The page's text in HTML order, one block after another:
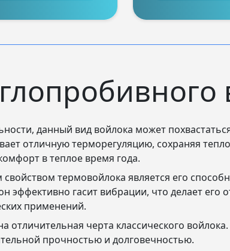
данный вид войлока может
отличную терморегуляцию, сохраняя
в теплое время года.
термовойлока является его
эффективно гасит вибрации, что делает
применений.
отличительная черта классического
прочностью и долговечностью.